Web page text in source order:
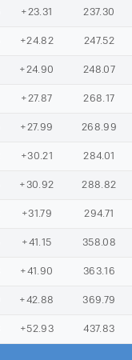
+23.31 237.30
+24.82 247.52
+24.90 248.07
+27.87 268.17
+27.99 268.99
+30.21 284.01
+30.92 288.82
+31.79 294.71
+41.15 358.08
+41.90 363.16
+42.88 369.79
+52.93 437.83